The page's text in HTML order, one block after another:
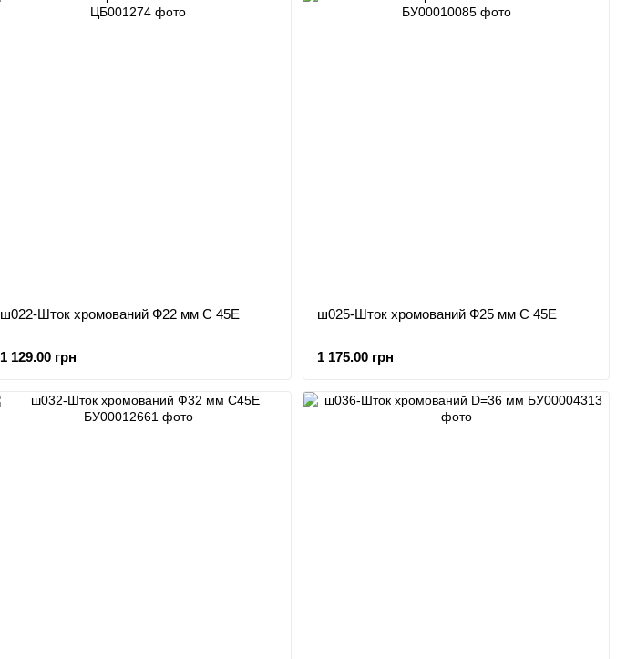
ш022-Шток хромований Ф22 мм С 45Е
1 129.00 грн
ш025-Шток хромований Ф25 мм С 45Е
1 175.00 грн